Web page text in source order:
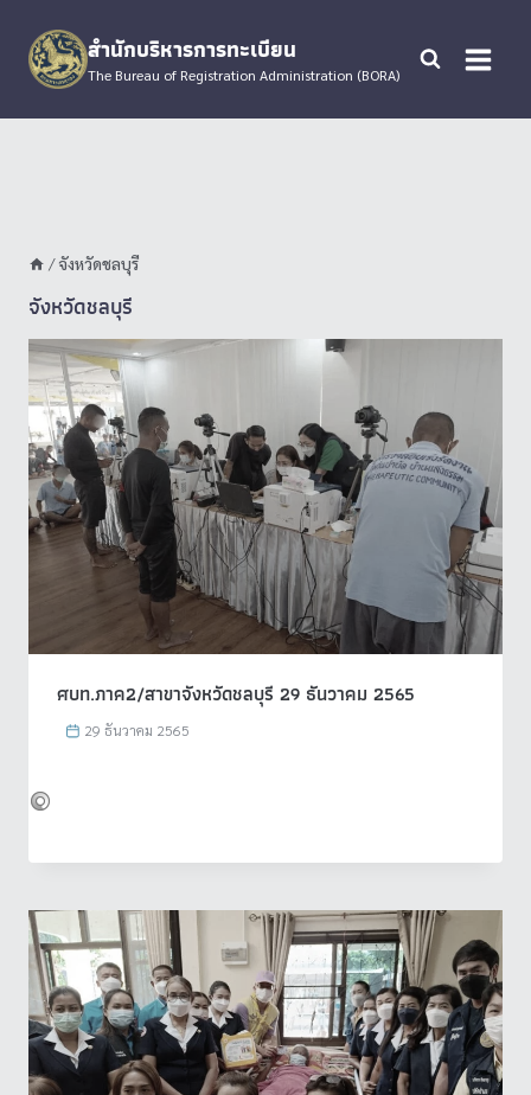
content
สำนักบริหารการทะเบียน
The Bureau of Registration Administration (BORA)
/ จังหวัดชลบุรี
จังหวัดชลบุรี
ศบท.ภาค2/สาขาจังหวัดชลบุรี 29 ธันวาคม 2565
29 ธันวาคม 2565